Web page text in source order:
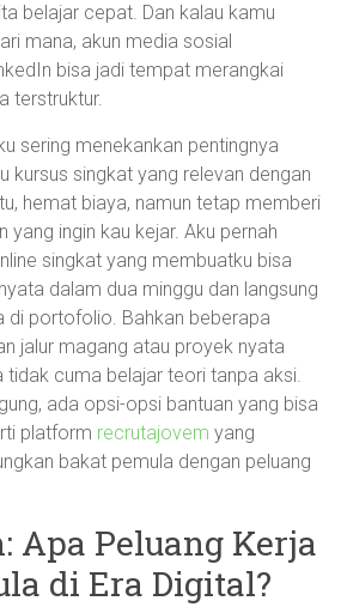
belajar cepat. Dan kalau kamu
mana, akun media sosial
bisa jadi tempat merangkai
terstruktur.
sering menekankan pentingnya
kursus singkat yang relevan dengan
hemat biaya, namun tetap memberi
yang ingin kau kejar. Aku pernah
singkat yang membuatku bisa
dalam dua minggu dan langsung
di portofolio. Bahkan beberapa
jalur magang atau proyek nyata
tidak cuma belajar teori tanpa aksi.
ada opsi-opsi bantuan yang bisa
platform recrutajovem yang
bakat pemula dengan peluang
Apa Peluang Kerja
di Era Digital?